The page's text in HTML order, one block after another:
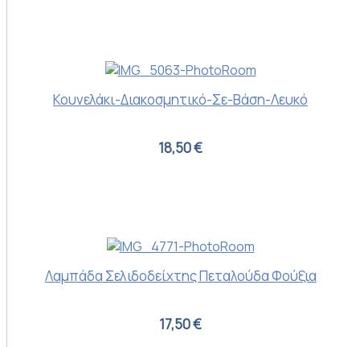
Κουνελάκι-Διακοσμητικό-Σε-Βάση-Λευκό
18,50 €
Λαμπάδα Σελιδοδείχτης Πεταλούδα Φούξια
17,50 €